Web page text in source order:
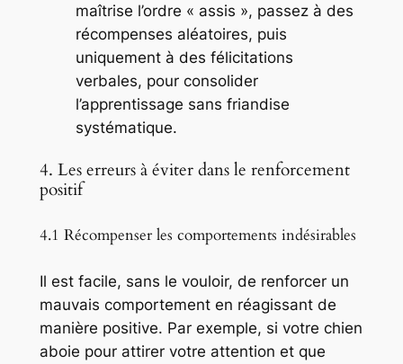
maîtrise l’ordre « assis », passez à des
récompenses aléatoires, puis
uniquement à des félicitations
verbales, pour consolider
l’apprentissage sans friandise
systématique.
4. Les erreurs à éviter dans le renforcement
positif
4.1 Récompenser les comportements indésirables
Il est facile, sans le vouloir, de renforcer un
mauvais comportement en réagissant de
manière positive. Par exemple, si votre chien
aboie pour attirer votre attention et que